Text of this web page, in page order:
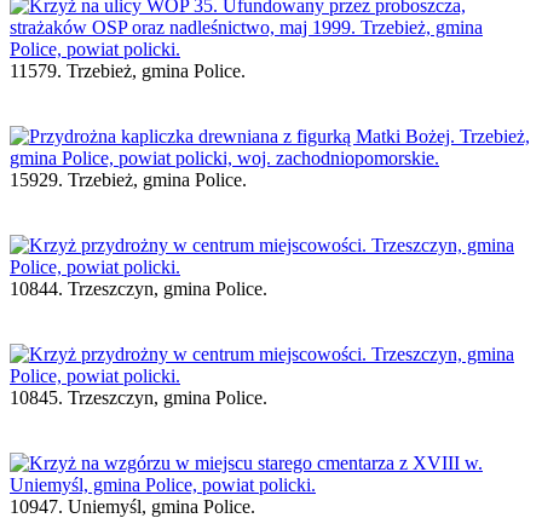
11579. Trzebież, gmina Police.
15929. Trzebież, gmina Police.
10844. Trzeszczyn, gmina Police.
10845. Trzeszczyn, gmina Police.
10947. Uniemyśl, gmina Police.